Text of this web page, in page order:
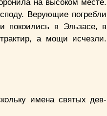
на высоком месте.
Верующие погребли
покоились в Эльзасе, в
а мощи исчезли.
имена святых дев-